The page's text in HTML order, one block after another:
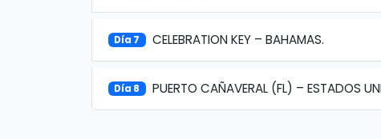
Día 7 CELEBRATION KEY – BAHAMAS.
Día 8 PUERTO CAÑAVERAL (FL) – ESTADOS